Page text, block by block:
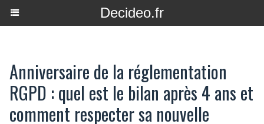
Decideo.fr
Anniversaire de la réglementation
RGPD : quel est le bilan après 4 ans et
comment respecter sa nouvelle